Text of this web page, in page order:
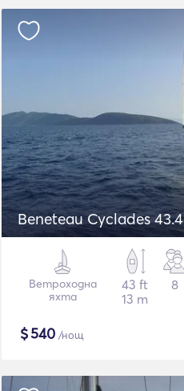
Beneteau Cyclades 43.4
Ветроходна
яхта
43 ft
13 m
8
$540 /нощ